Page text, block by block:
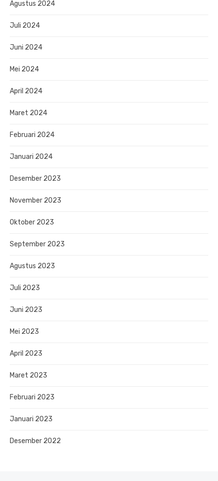
Agustus 2024
Juli 2024
Juni 2024
Mei 2024
April 2024
Maret 2024
Februari 2024
Januari 2024
Desember 2023
November 2023
Oktober 2023
September 2023
Agustus 2023
Juli 2023
Juni 2023
Mei 2023
April 2023
Maret 2023
Februari 2023
Januari 2023
Desember 2022